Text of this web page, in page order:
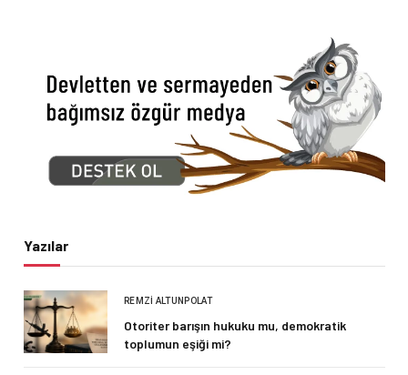
Yazılar
REMZI ALTUNPOLAT
Otoriter barışın hukuku mu, demokratik
toplumun eşiği mi?